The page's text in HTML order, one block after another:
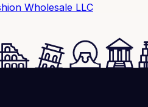
Wholesale LLC